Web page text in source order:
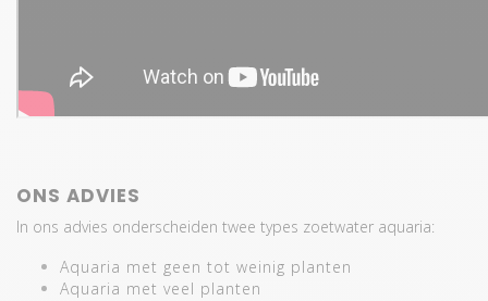
ONS ADVIES
In ons advies onderscheiden twee types zoetwater aquaria:
Aquaria met geen tot weinig planten
Aquaria met veel planten